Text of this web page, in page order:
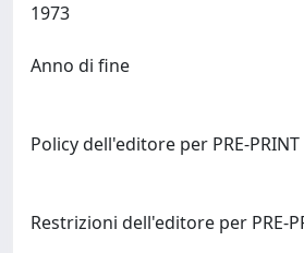
Anno di fine
Policy dell'editore per PRE-PRINT
Restrizioni dell'editore per PRE-